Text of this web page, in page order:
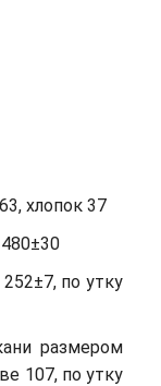
хлопок 37
по утку
размером
107, по утку